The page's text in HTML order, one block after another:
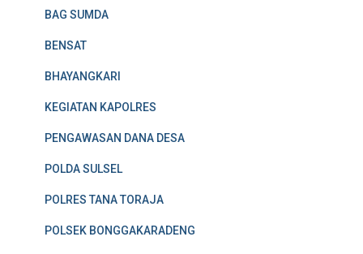
BAG SUMDA
BENSAT
BHAYANGKARI
KEGIATAN KAPOLRES
PENGAWASAN DANA DESA
POLDA SULSEL
POLRES TANA TORAJA
POLSEK BONGGAKARADENG